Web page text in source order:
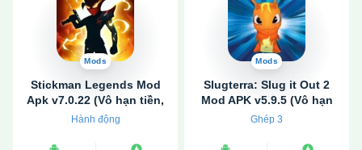
Mods
Stickman Legends Mod
Apk v7.0.22 (Vô hạn tiền,
Bất tử)
Hành động
Mods
Slugterra: Slug it Out 2
Mod APK v5.9.5 (Vô hạn
tiền, đá quý)
Ghép 3